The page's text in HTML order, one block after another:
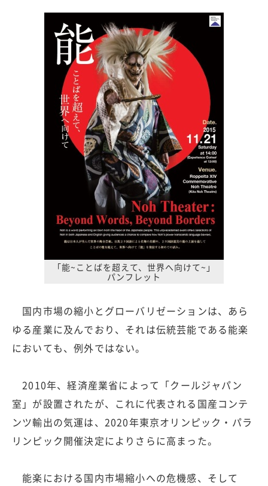
「能~ことばを超えて、世界へ向けて~」
パンフレット
国内市場の縮小とグローバリゼーションは、あら
ゆる産業に及んでおり、それは伝統芸能である能楽
においても、例外ではない。
2010年、経済産業省によって「クールジャパン
室」が設置されたが、これに代表される国産コンテ
ンツ輸出の気運は、2020年東京オリンピック・パラ
リンピック開催決定によりさらに高まった。
能楽における国内市場縮小への危機感、そして